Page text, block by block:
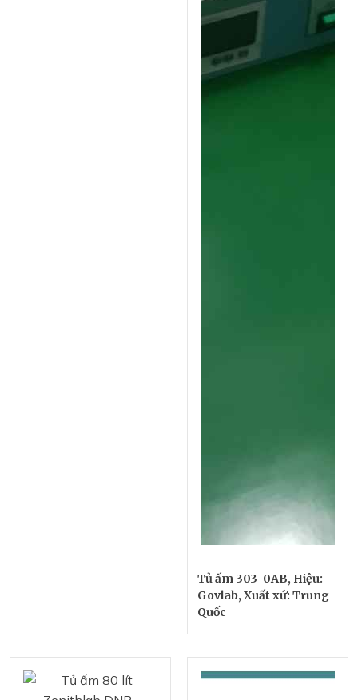
Tủ ấm 303-0AB, Hiệu:
Govlab, Xuất xứ: Trung
Quốc